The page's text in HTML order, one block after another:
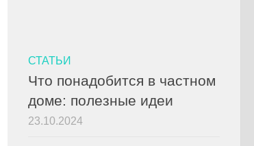
СТАТЬИ
Что понадобится в частном
доме: полезные идеи
23.10.2024